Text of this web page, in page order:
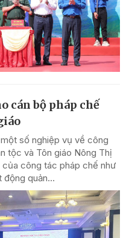
cán bộ pháp chế
số nghiệp vụ về công
tộc và Tôn giáo Nông Thị
của công tác pháp chế như
quản...